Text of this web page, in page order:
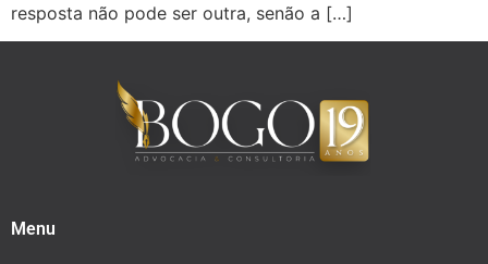
resposta não pode ser outra, senão a […]
Menu